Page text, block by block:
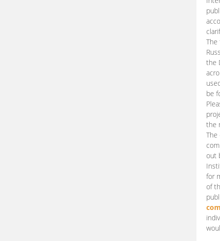
The
the
be
the
The
out
for
of